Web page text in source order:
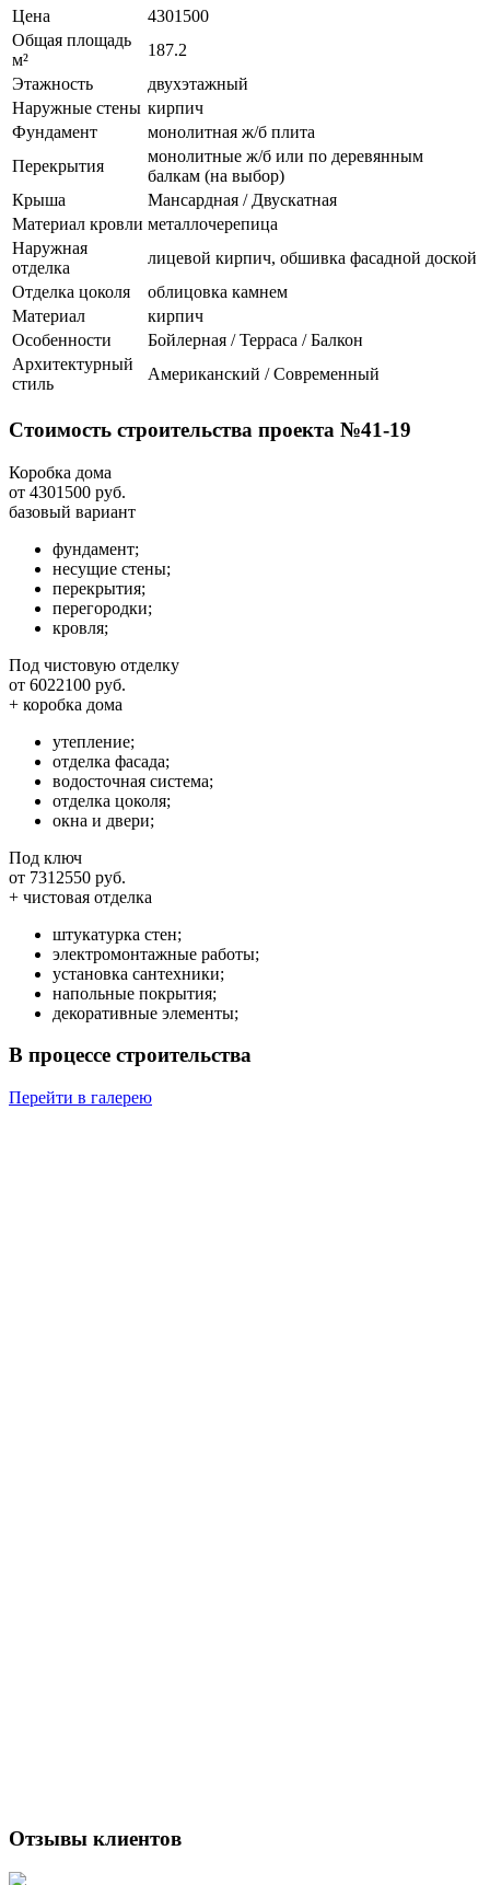
Цена
4301500
Общая площадь
м²
187.2
Этажность
двухэтажный
Наружные стены кирпич
Фундамент
монолитная ж/б плита
Перекрытия
монолитные ж/б или по деревянным
балкам (на выбор)
Крыша
Мансардная / Двускатная
Материал кровли металлочерепица
Наружная
отделка
лицевой кирпич, обшивка фасадной доской
Отделка цоколя
облицовка камнем
Материал
кирпич
Особенности
Бойлерная / Терраса / Балкон
Архитектурный
стиль
Американский / Современный
Стоимость строительства проекта №41-19
Коробка дома
от 4301500 руб.
базовый вариант
фундамент;
несущие стены;
перекрытия;
перегородки;
кровля;
Под чистовую отделку
от 6022100 руб.
+ коробка дома
утепление;
отделка фасада;
водосточная система;
отделка цоколя;
окна и двери;
Под ключ
от 7312550 руб.
+ чистовая отделка
штукатурка стен;
электромонтажные работы;
установка сантехники;
напольные покрытия;
декоративные элементы;
В процессе строительства
Перейти в галерею
Отзывы клиентов